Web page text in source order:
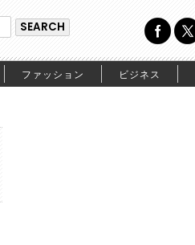
ファッション ビジネス